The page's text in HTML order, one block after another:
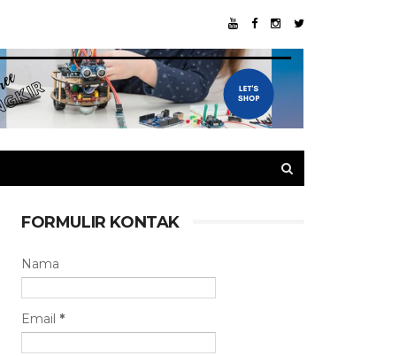
FORMULIR KONTAK
Nama
Email *